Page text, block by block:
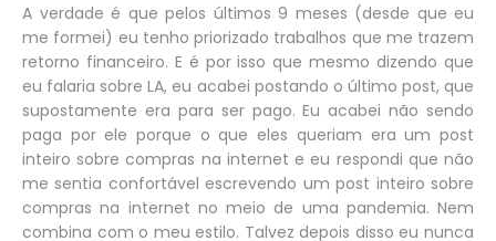
A verdade é que pelos últimos 9 meses (desde que eu
me formei) eu tenho priorizado trabalhos que me trazem
retorno financeiro. E é por isso que mesmo dizendo que
eu falaria sobre LA, eu acabei postando o último post, que
supostamente era para ser pago. Eu acabei não sendo
paga por ele porque o que eles queriam era um post
inteiro sobre compras na internet e eu respondi que não
me sentia confortável escrevendo um post inteiro sobre
compras na internet no meio de uma pandemia. Nem
combina com o meu estilo. Talvez depois disso eu nunca